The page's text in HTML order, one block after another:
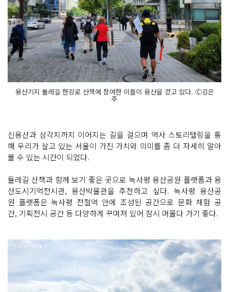
용산기지 둘레길 한강로 산책에 참여한 이들이 용산을 걷고 있다. Ⓒ김은
주
신용산과 삼각지까지 이어지는 길을 걸으며 역사 스토리텔링을 통
해 우리가 살고 있는 서울이 가진 가치와 의미를 좀 더 자세히 알아
볼 수 있는 시간이 되었다.
둘레길 산책과 함께 보기 좋은 곳으로 녹사평 용산공원 플랫폼과 용
산도시기억전시관, 용산박물관을 추천하고 싶다. 녹사평 용산공
원 플랫폼은 녹사평 전철역 안에 조성된 공간으로 문화 체험 공
간, 기획전시 공간 등 다양하게 꾸며져 있어 잠시 머물다 가기 좋다.